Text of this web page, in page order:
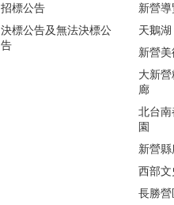
招標公告
決標公告及無法決標公
告
新營導
天鵝湖
新營
大新
廊
北台
園
新營
西部文
長勝營